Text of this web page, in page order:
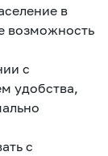
в
возможность
с
удобства,
с